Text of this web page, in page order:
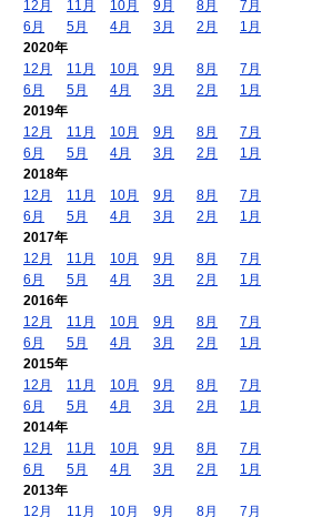
12月
11月 10月 9月 8月
7月
6月
5月 4月 3月 2月
1月
2020年
12月
11月 10月 9月 8月
7月
6月
5月 4月 3月 2月
1月
2019年
12月
11月 10月 9月 8月
7月
6月
5月 4月 3月 2月
1月
2018年
12月
11月 10月 9月 8月
7月
6月
5月 4月 3月 2月
1月
2017年
12月
11月 10月 9月 8月
7月
6月
5月 4月 3月 2月
1月
2016年
12月
11月 10月 9月 8月
7月
6月
5月 4月 3月 2月
1月
2015年
12月
11月 10月 9月 8月
7月
6月
5月 4月 3月 2月
1月
2014年
12月
11月 10月 9月 8月
7月
6月
5月 4月 3月 2月
1月
2013年
12月
11月 10月 9月 8月 7月